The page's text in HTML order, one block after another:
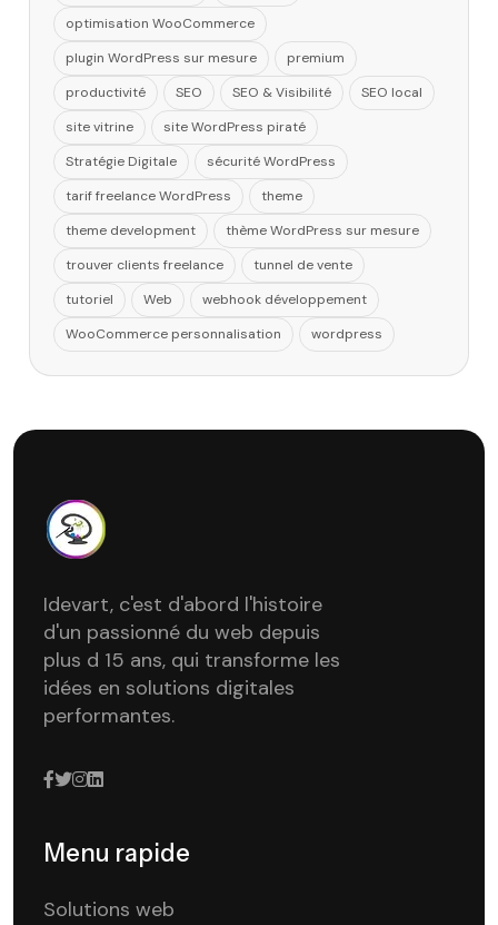
optimisation WooCommerce
plugin WordPress sur mesure
premium
productivité
SEO SEO & Visibilité
SEO local
site vitrine
site WordPress piraté
Stratégie Digitale
sécurité WordPress
tarif freelance WordPress
theme
theme development
thème WordPress sur mesure
trouver clients freelance
tunnel de vente
tutoriel
Web
webhook développement
WooCommerce personnalisation
wordpress
Idevart, c'est d'abord l'histoire
d'un passionné du web depuis
plus d 15 ans, qui transforme les
idées en solutions digitales
performantes.
Menu rapide
Solutions web